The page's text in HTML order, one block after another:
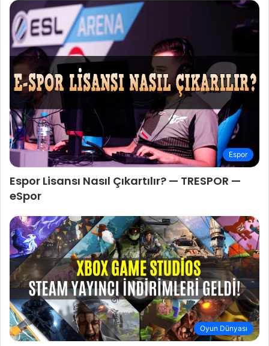
Espor
Espor Lisansı Nasıl Çıkartılır? — TRESPOR —
eSpor
Oyun Dünyası